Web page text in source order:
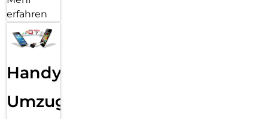
erfahren
Handy
Umzug